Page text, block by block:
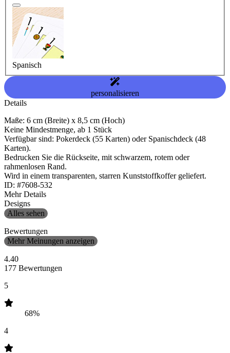
Spanisch
personalisieren
Details
Maße: 6 cm (Breite) x 8,5 cm (Hoch)
Keine Mindestmenge, ab 1 Stück
Verfügbar sind: Pokerdeck (55 Karten) oder Spanischdeck (48
Karten).
Bedrucken Sie die Rückseite, mit schwarzem, rotem oder
rahmenlosen Rand.
Wird in einem transparenten, starren Kunststoffkoffer geliefert.
ID: #7608-532
Mehr Details
Designs
Alles sehen
Bewertungen
Mehr Meinungen anzeigen
4.40
177 Bewertungen
5
68%
4